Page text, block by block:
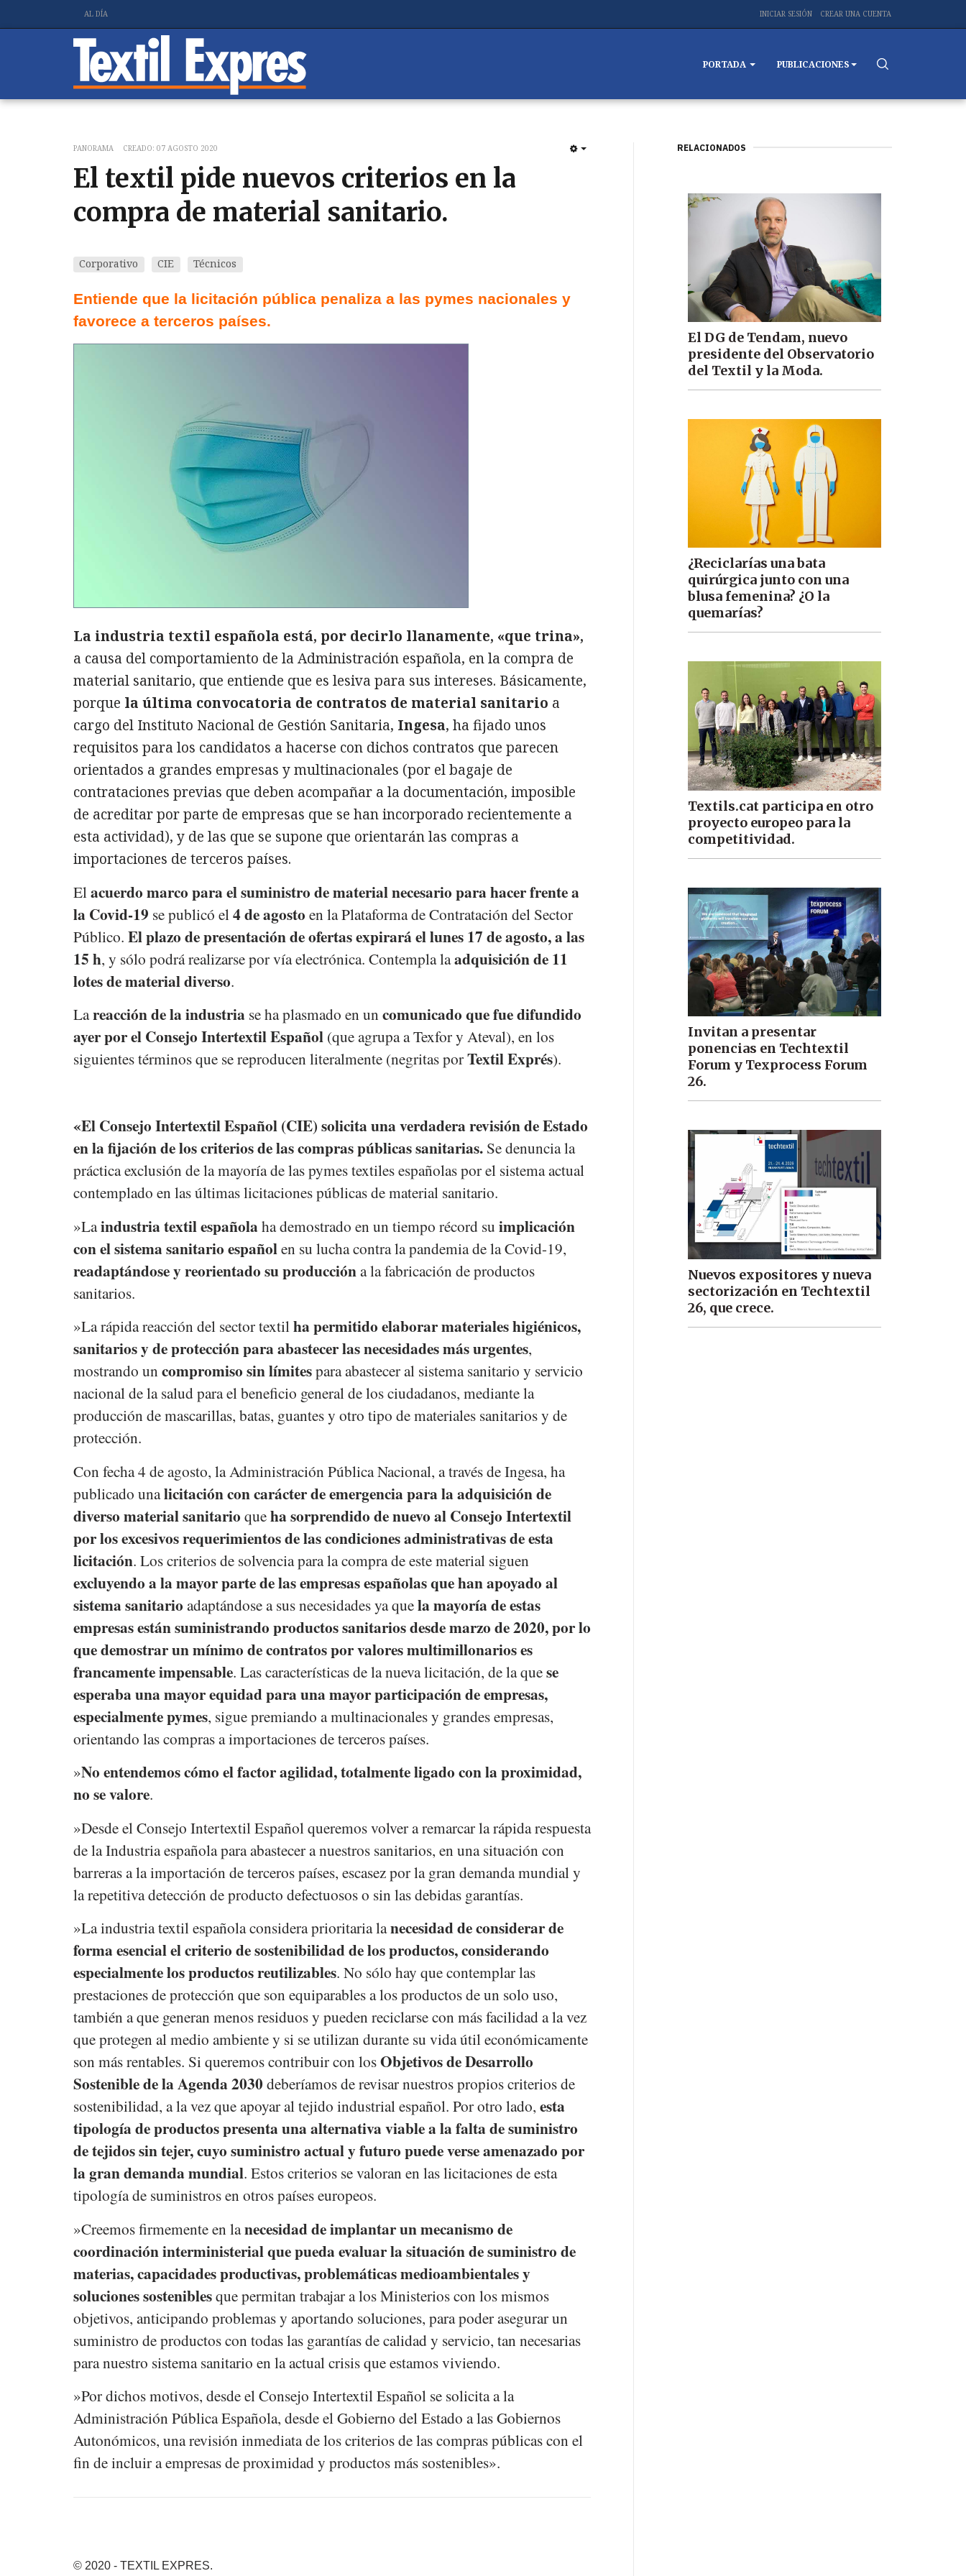
AL DÍA INICIAR SESIÓN CREAR UNA CUENTA
PORTADA PUBLICACIONES
PANORAMA CREADO: 07 AGOSTO 2020
El textil pide nuevos criterios en la
compra de material sanitario.
Corporativo CIE Técnicos
Entiende que la licitación pública penaliza a las pymes nacionales y
favorece a terceros países.
La industria textil española está, por decirlo llanamente, «que trina»,
a causa del comportamiento de la Administración española, en la compra de
material sanitario, que entiende que es lesiva para sus intereses. Básicamente,
porque la última convocatoria de contratos de material sanitario a
cargo del Instituto Nacional de Gestión Sanitaria, Ingesa, ha fijado unos
requisitos para los candidatos a hacerse con dichos contratos que parecen
orientados a grandes empresas y multinacionales (por el bagaje de
contrataciones previas que deben acompañar a la documentación, imposible
de acreditar por parte de empresas que se han incorporado recientemente a
esta actividad), y de las que se supone que orientarán las compras a
importaciones de terceros países.
El acuerdo marco para el suministro de material necesario para hacer frente a
la Covid-19 se publicó el 4 de agosto en la Plataforma de Contratación del Sector
Público. El plazo de presentación de ofertas expirará el lunes 17 de agosto, a las
15 h, y sólo podrá realizarse por vía electrónica. Contempla laadquisición de 11
lotes de material diverso.
Lareacción de la industriase ha plasmado en uncomunicado que fue difundido
ayer por el Consejo Intertextil Español(que agrupa a Texfor y Ateval), en los
siguientes términos que se reproducen literalmente (negritas porTextil Exprés).
«El Consejo Intertextil Español (CIE) solicita una verdadera revisión de Estado
en la fijación de los criterios de las compras públicas sanitarias. Se denuncia la
práctica exclusión de la mayoría de las pymes textiles españolas por el sistema actual
contemplado en las últimas licitaciones públicas de material sanitario.
»Laindustria textil españolaha demostrado en un tiempo récord su implicación
con el sistema sanitario españolen su lucha contra la pandemia de la Covid-19,
readaptándose y reorientado su produccióna la fabricación de productos
sanitarios.
»La rápida reacción del sector textilha permitido elaborar materiales higiénicos,
sanitarios y de protección para abastecer las necesidades más urgentes,
mostrando uncompromiso sin límitespara abastecer al sistema sanitario y servicio
nacional de la salud para el beneficio general de los ciudadanos, mediante la
producción de mascarillas, batas, guantes y otro tipo de materiales sanitarios y de
protección.
Con fecha 4 de agosto, la Administración Pública Nacional, a través de Ingesa, ha
publicado unalicitación con carácter de emergencia para la adquisición de
diverso material sanitario queha sorprendido de nuevo al Consejo Intertextil
por los excesivos requerimientos de las condiciones administrativas de esta
licitación. Los criterios de solvencia para la compra de este material siguen
excluyendo a la mayor parte de las empresas españolas que han apoyado al
sistema sanitario adaptándose a sus necesidades ya quela mayoría de estas
empresas están suministrando productos sanitarios desde marzo de 2020, por lo
que demostrar un mínimo de contratos por valores multimillonarios es
francamente impensable. Las características de la nueva licitación, de la quese
esperaba una mayor equidad para una mayor participación de empresas,
especialmente pymes, sigue premiando a multinacionales y grandes empresas,
orientando las compras a importaciones de terceros países.
»No entendemos cómo el factor agilidad, totalmente ligado con la proximidad,
no se valore.
»Desde el Consejo Intertextil Español queremos volver a remarcar la rápida respuesta
de la Industria española para abastecer a nuestros sanitarios, en una situación con
barreras a la importación de terceros países, escasez por la gran demanda mundial y
la repetitiva detección de producto defectuosos o sin las debidas garantías.
»La industria textil española considera prioritaria lanecesidad de considerar de
forma esencial el criterio de sostenibilidad de los productos, considerando
especialmente los productos reutilizables. No sólo hay que contemplar las
prestaciones de protección que son equiparables a los productos de un solo uso,
también a que generan menos residuos y pueden reciclarse con más facilidad a la vez
que protegen al medio ambiente y si se utilizan durante su vida útil económicamente
son más rentables. Si queremos contribuir con losObjetivos de Desarrollo
Sostenible de la Agenda 2030 deberíamos de revisar nuestros propios criterios de
sostenibilidad, a la vez que apoyar al tejido industrial español. Por otro lado, esta
tipología de productos presenta una alternativa viable a la falta de suministro
de tejidos sin tejer, cuyo suministro actual y futuro puede verse amenazado por
la gran demanda mundial. Estos criterios se valoran en las licitaciones de esta
tipología de suministros en otros países europeos.
»Creemos firmemente en lanecesidad de implantar un mecanismo de
coordinación interministerial que pueda evaluar la situación de suministro de
materias, capacidades productivas, problemáticas medioambientales y
soluciones sosteniblesque permitan trabajar a los Ministerios con los mismos
objetivos, anticipando problemas y aportando soluciones, para poder asegurar un
suministro de productos con todas las garantías de calidad y servicio, tan necesarias
para nuestro sistema sanitario en la actual crisis que estamos viviendo.
»Por dichos motivos, desde el Consejo Intertextil Español se solicita a la
Administración Pública Española, desde el Gobierno del Estado a las Gobiernos
Autonómicos, una revisión inmediata de los criterios de las compras públicas con el
fin de incluir a empresas de proximidad y productos más sostenibles».
© 2020 - TEXTIL EXPRES.
RELACIONADOS
El DG de Tendam, nuevo
presidente del Observatorio
del Textil y la Moda.
¿Reciclarías una bata
quirúrgica junto con una
blusa femenina? ¿O la
quemarías?
Textils.cat participa en otro
proyecto europeo para la
competitividad.
Invitan a presentar
ponencias en Techtextil
Forum y Texprocess Forum
26.
Nuevos expositores y nueva
sectorización en Techtextil
26, que crece.